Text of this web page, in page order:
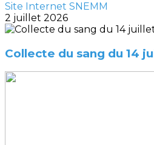
Site Internet SNEMM
2 juillet 2026
Collecte du sang du 14